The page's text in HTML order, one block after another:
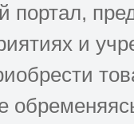
портал,
и